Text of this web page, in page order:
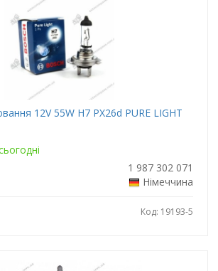
12V 55W H7 PX26d PURE LIGHT
1 987 302 071
Німеччина
Код: 19193-5